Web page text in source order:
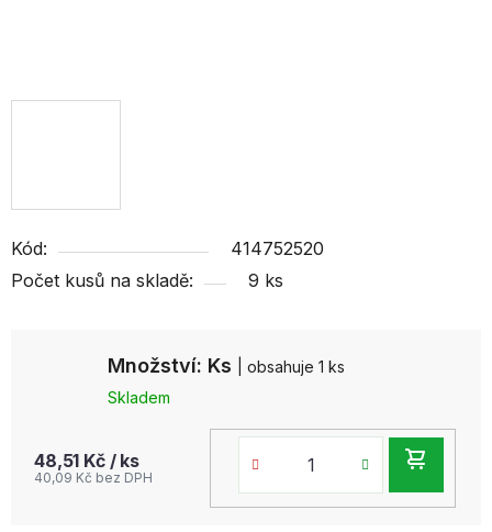
Množství: Ks
| obsahuje 1 ks
Skladem
48,51 Kč / ks
40,09 Kč bez DPH
Kód:
414752520
Počet kusů na skladě:
9 ks